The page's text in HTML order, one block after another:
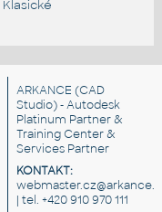
Klasické
ARKANCE (CAD
Studio) - Autodesk
Platinum Partner &
Training Center &
Services Partner
KONTAKT:
| tel. +420 910 970 111